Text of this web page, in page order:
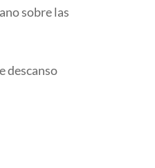
sobre las
descanso